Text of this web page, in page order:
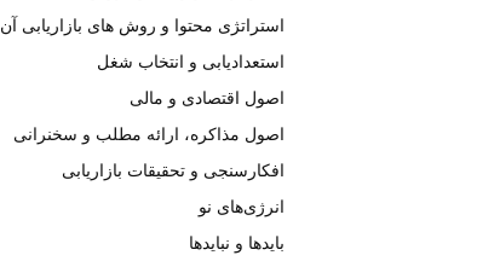
استراتژی محتوا و روش های بازاریابی آن
استعدادیابی و انتخاب شغل
اصول اقتصادی و مالی
اصول مذاکره، ارائه مطلب و سخنرانی
افکارسنجی و تحقیقات بازاریابی
انرژی‌های نو
بایدها و نبایدها